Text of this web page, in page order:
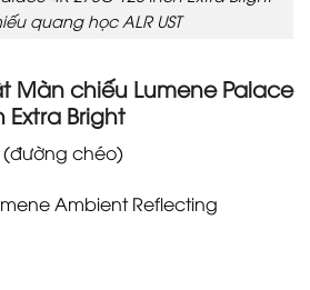
quang học ALR UST
Màn chiếu Lumene Palace
Extra Bright
(đường chéo)
Ambient Reflecting